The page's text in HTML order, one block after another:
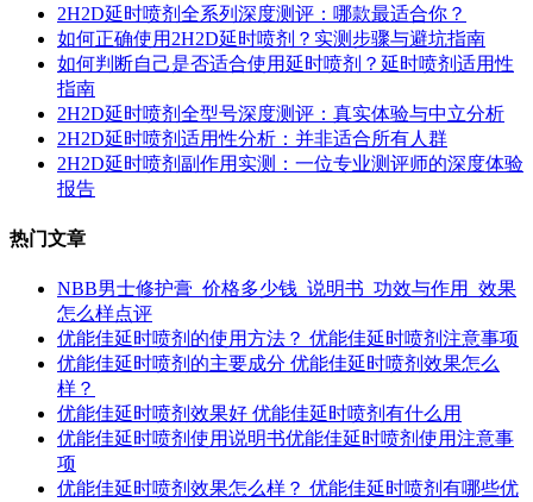
2H2D延时喷剂全系列深度测评：哪款最适合你？
如何正确使用2H2D延时喷剂？实测步骤与避坑指南
如何判断自己是否适合使用延时喷剂？延时喷剂适用性
指南
2H2D延时喷剂全型号深度测评：真实体验与中立分析
2H2D延时喷剂适用性分析：并非适合所有人群
2H2D延时喷剂副作用实测：一位专业测评师的深度体验
报告
热门文章
NBB男士修护膏_价格多少钱_说明书_功效与作用_效果
怎么样点评
优能佳延时喷剂的使用方法？ 优能佳延时喷剂注意事项
优能佳延时喷剂的主要成分 优能佳延时喷剂效果怎么
样？
优能佳延时喷剂效果好 优能佳延时喷剂有什么用
优能佳延时喷剂使用说明书优能佳延时喷剂使用注意事
项
优能佳延时喷剂效果怎么样？ 优能佳延时喷剂有哪些优